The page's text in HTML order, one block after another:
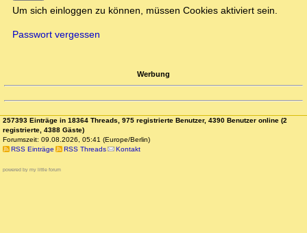
Um sich einloggen zu können, müssen Cookies aktiviert sein.
Passwort vergessen
Werbung
257393 Einträge in 18364 Threads, 975 registrierte Benutzer, 4390 Benutzer online (2
registrierte, 4388 Gäste)
Forumszeit: 09.08.2026, 05:41 (Europe/Berlin)
RSS Einträge
RSS Threads Kontakt
powered by my little forum